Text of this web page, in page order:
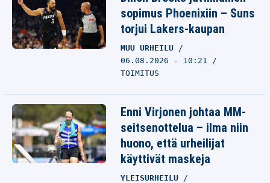
sopimus Phoenixiin – Suns
torjui Lakers-kaupan
MUU URHEILU
06.08.2026 - 10:21
TOIMITUS
Enni Virjonen johtaa MM-
seitsenottelua – ilma niin
huono, että urheilijat
käyttivät maskeja
YLEISURHEILU